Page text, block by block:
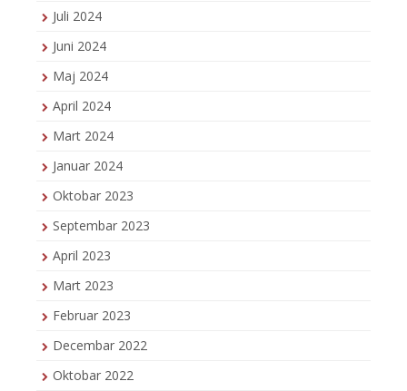
Juli 2024
Juni 2024
Maj 2024
April 2024
Mart 2024
Januar 2024
Oktobar 2023
Septembar 2023
April 2023
Mart 2023
Februar 2023
Decembar 2022
Oktobar 2022